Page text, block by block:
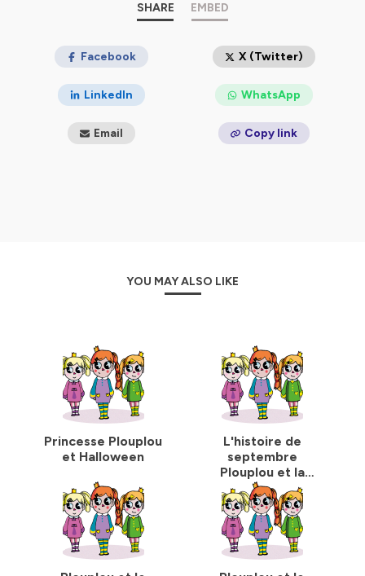
Toute notre actualité sur Facebook
des-histoires-à-lire-et-à-écouter-107876413913141/?
Hébergé par Ausha. Visitez
ausha.co/politique-de-
pour plus d'informations.
SHARE EMBED
Facebook X (Twitter)
LinkedIn WhatsApp
Email Copy link
YOU MAY ALSO LIKE
Princesse Plouplou
et Halloween
L'histoire de
septembre
Plouplou et la
rentrée